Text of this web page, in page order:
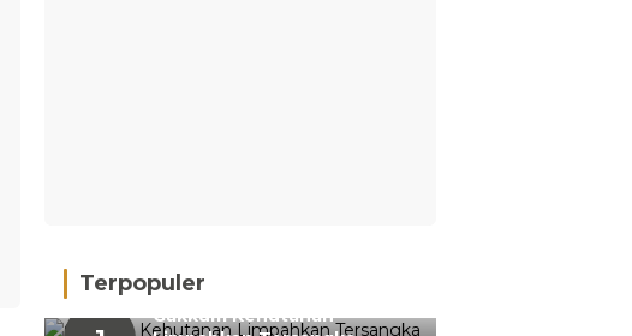
Terpopuler
Gakkum Kehutanan